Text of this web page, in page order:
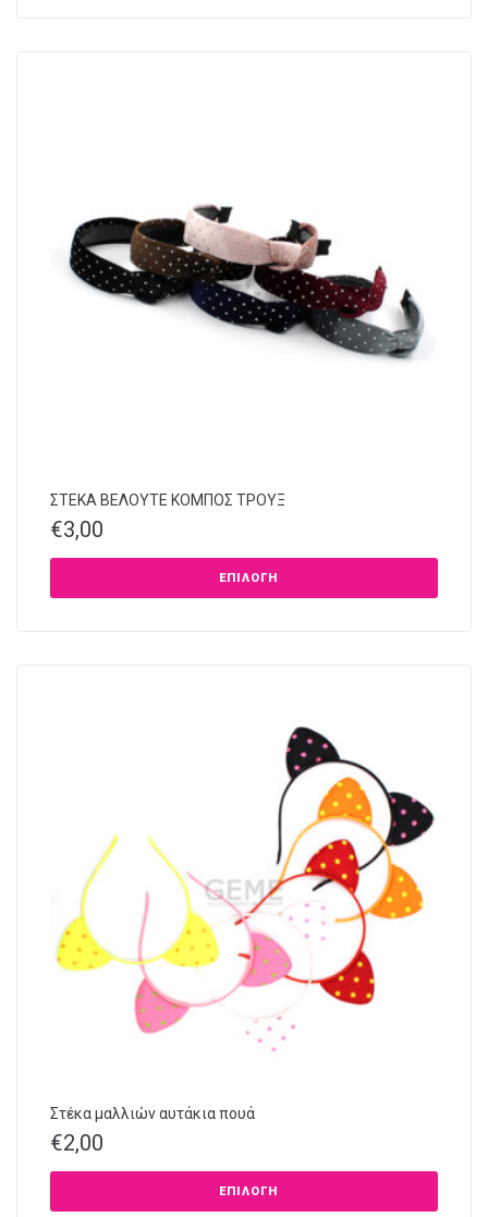
ΣΤΕΚΑ ΒΕΛΟΥΤΕ ΚΟΜΠΟΣ ΤΡΟΥΞ
€3,00
ΕΠΙΛΟΓΉ
Στέκα μαλλιών αυτάκια πουά
€2,00
ΕΠΙΛΟΓΉ